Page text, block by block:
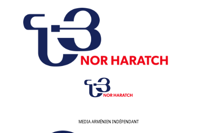
contenu
MEDIA ARMÉNIEN INDÉPENDANT